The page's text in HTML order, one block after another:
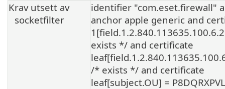
Krav utsett av
socketfilter
identifier "com.eset.firewall"
anchor apple generic and
exists */ and certificate
/* exists */ and certificate
leaf[subject.OU] =